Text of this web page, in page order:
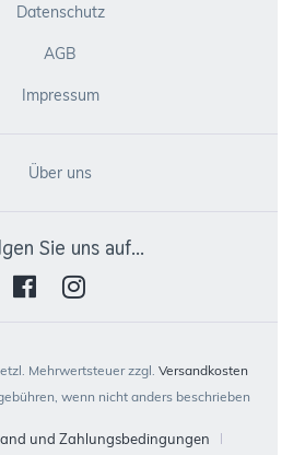
Datenschutz
AGB
Impressum
Über uns
Sie uns auf...
Mehrwertsteuer zzgl. Versandkosten
wenn nicht anders beschrieben
und Zahlungsbedingungen